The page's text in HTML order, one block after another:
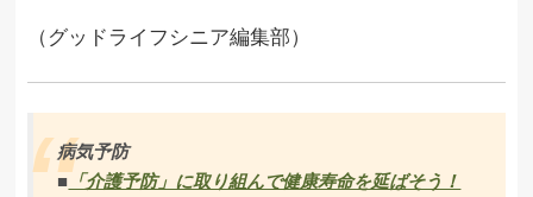
（グッドライフシニア編集部）
病気予防
■ 「介護予防」に取り組んで健康寿命を延ばそう！